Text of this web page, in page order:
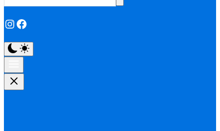
Instagram
Facebook